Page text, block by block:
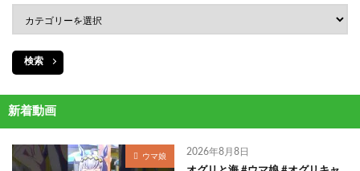
検索
新着動画
ウマ娘 2026年8月8日